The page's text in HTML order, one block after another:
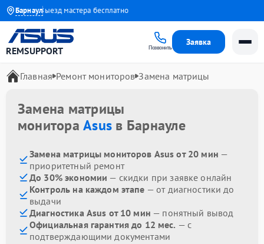
Барнаул
года Выезд мастера бесплатно
REMSUPPORT Позвонить
Заявка
Главная Ремонт мониторов Замена матрицы
Замена матрицы
монитораAsus в Барнауле
Замена матрицы мониторов Asus от 20 мин —
приоритетный ремонт
До 30% экономии — скидки при заявке онлайн
Контроль на каждом этапе — от диагностики до
выдачи
Диагностика Asus от 10 мин — понятный вывод
Официальная гарантия до 12 мес. — с
подтверждающими документами